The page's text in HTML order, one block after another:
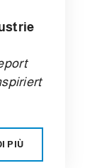
PIÙ